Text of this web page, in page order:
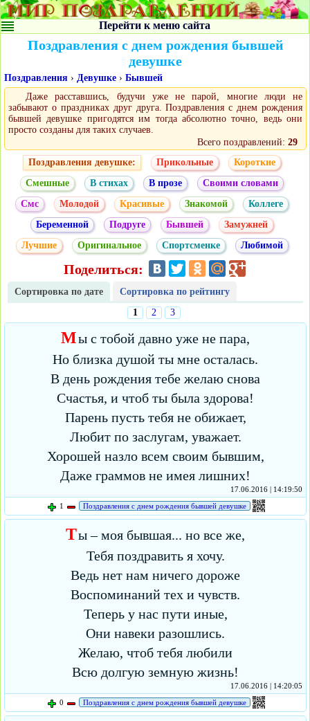
Перейти к меню сайта
Поздравления с днем рождения бывшей
девушке
Поздравления › Девушке › Бывшей
Даже расставшись, будучи уже не парой, многие люди не
забывают о праздниках друг друга. Поздравления с днем рождения
бывшей девушке пригодятся им тогда абсолютно точно, ведь они
просто созданы для таких случаев.
Всего поздравлений: 29
Поздравления девушке:
Прикольные
Короткие
Смешные
В стихах В прозе
Своими словами
Смс
Молодой Красивые Знакомой
Коллеге
Беременной
Подруге Бывшей
Замужней
Лучшие
Оригинальное Спортсменке Любимой
Поделиться:
Сортировка по дате
Сортировка по рейтингу
1
2 3
Мы с тобой давно уже не пара,
Но близка душой ты мне осталась.
В день рождения тебе желаю снова
Счастья, и чтоб ты была здорова!
Парень пусть тебя не обижает,
Любит по заслугам, уважает.
Хорошей назло всем своим бывшим,
Даже граммов не имея лишних!
17.06.2016 | 14:19:50
1
Поздравления с днем рождения бывшей девушке
Ты – моя бывшая... но все же,
Тебя поздравить я хочу.
Ведь нет нам ничего дороже
Воспоминаний тех и чувств.
Теперь у нас пути иные,
Они навеки разошлись.
Желаю, чтоб тебя любили
Всю долгую земную жизнь!
17.06.2016 | 14:20:05
0
Поздравления с днем рождения бывшей девушке